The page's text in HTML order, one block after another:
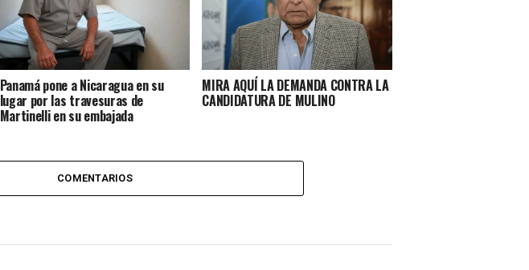
Panamá pone a Nicaragua en su
lugar por las travesuras de
Martinelli en su embajada
MIRA AQUÍ LA DEMANDA CONTRA LA
CANDIDATURA DE MULINO
COMENTARIOS